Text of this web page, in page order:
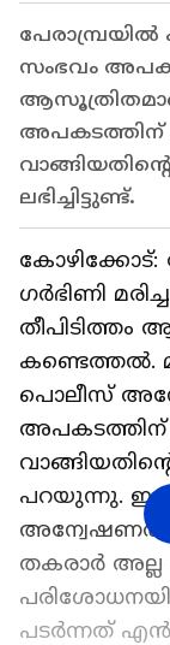
പേരാമ്പ്രയിൽ
സംഭവം
അപകടത്തിന്
ലഭിച്ചിട്ടുണ്ട്.
കോഴിക്കോട്:
ഗർഭിണി
തീപിടിത്തം
കണ്ടെത്തൽ.
പൊലീസ്
അപകടത്തിന്
പറയുന്നു.
തകരാർ അല്ല
പടർന്നത്